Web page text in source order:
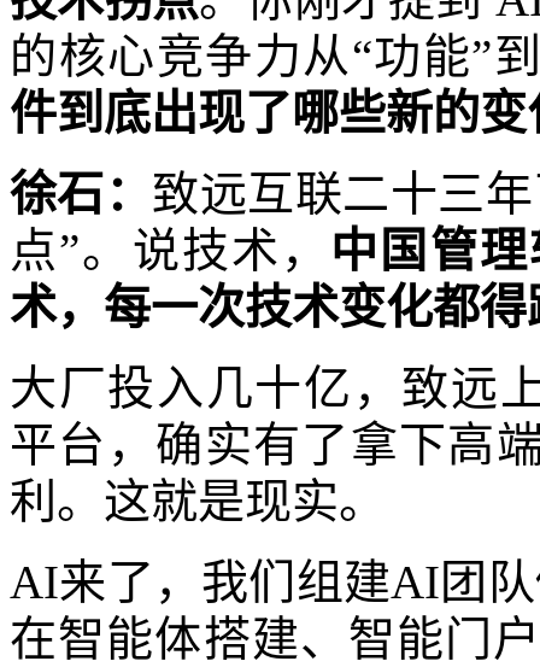
的核心竞争力从“功能”
件到底出现了哪些新的变
徐石： 致远互联二十三
点”。说技术， 中国管
术，每一次技术变化都
大厂投入几十亿，致远
平台，确实有了拿下高
利。这就是现实。
AI来了，我们组建AI团
在智能体搭建、智能门